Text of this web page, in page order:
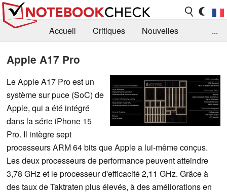
Accueil Critiques
Nouvelles
...
Apple A17 Pro
Le Apple A17 Pro est un
système sur puce (SoC) de
Apple, qui a été intégré
dans la série iPhone 15
Pro. Il intègre sept
processeurs ARM 64 bits que Apple a lui-même conçus.
Les deux processeurs de performance peuvent atteindre
3,78 GHz et le processeur d'efficacité 2,11 GHz. Grâce à
des taux de Taktraten plus élevés, à des améliorations en